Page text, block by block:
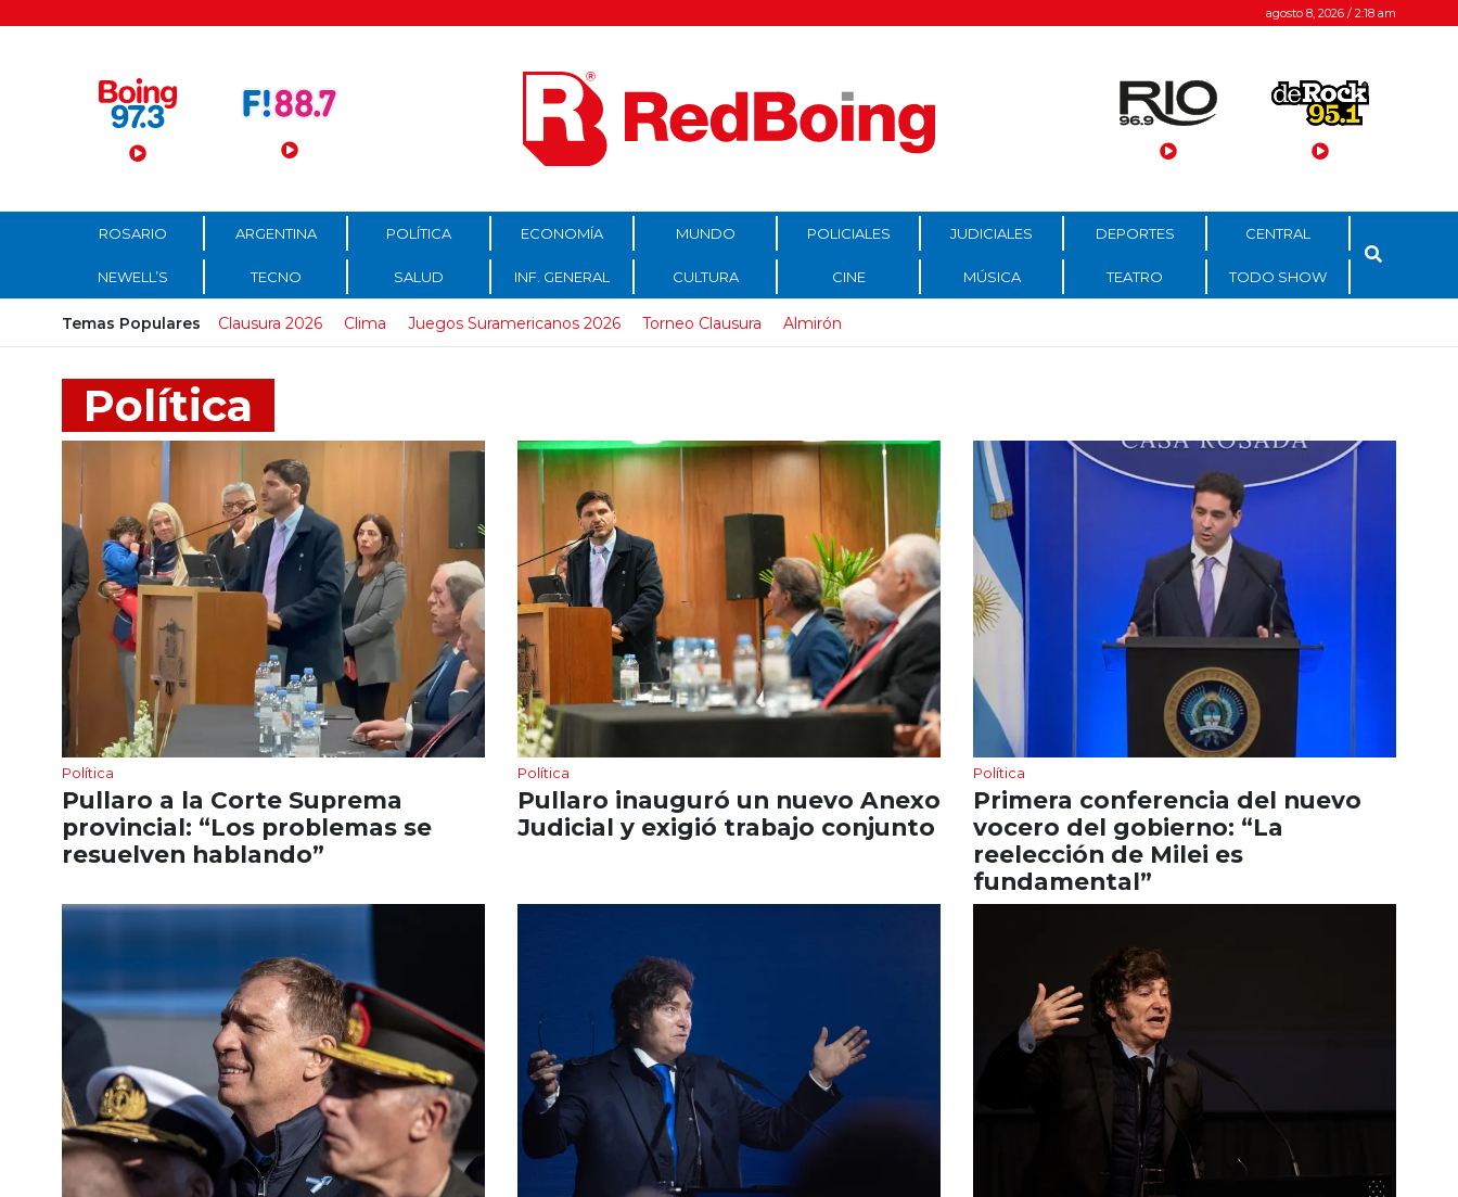
Menú Principal agosto 8, 2026 / 2:18 am
ROSARIO ARGENTINA POLÍTICA ECONOMÍA MUNDO POLICIALES JUDICIALES DEPORTES CENTRAL
NEWELL’S TECNO SALUD INF. GENERAL CULTURA CINE MÚSICA TEATRO TODO SHOW
Temas Populares Clausura 2026 Clima Juegos Suramericanos 2026 Torneo Clausura Almirón
Política
Política
Pullaro a la Corte Suprema
provincial: “Los problemas se
resuelven hablando”
Política
Pullaro inauguró un nuevo Anexo
Judicial y exigió trabajo conjunto
Política
Primera conferencia del nuevo
vocero del gobierno: “La
reelección de Milei es
fundamental”